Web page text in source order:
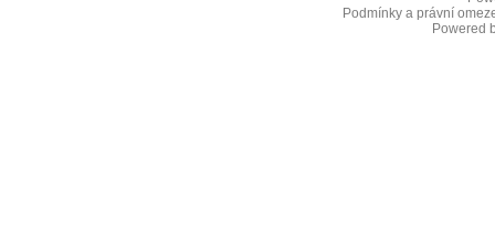
Podmínky a právní
Powered